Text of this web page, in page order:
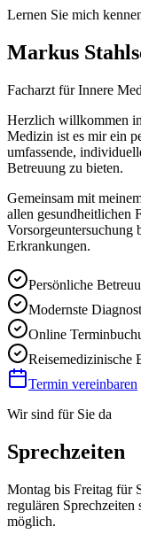
Lernen Sie mich
Markus
Facharzt für Innere
Herzlich willkommen
Medizin ist es mir ein
umfassende,
Betreuung zu bieten.
Gemeinsam mit
allen gesundheitlichen
Vorsorgeuntersuchung
Erkrankungen.
Persönliche
Modernste
Online
Reisemedizinische
Termin vereinbaren
Wir sind für Sie da
Sprechzeiten
Montag bis Freitag für
regulären
möglich.